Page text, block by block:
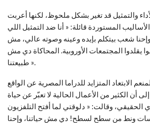
والتمثيل قد تغير بشكل ملحوظ، لكنها أعربت
المستوردة قائلة: « أنا ضد التمثيل اللي
شعب بيتكلم بإيده وعينه وصوته عالي، مش
يقلدوا المجتمعات الأوروبية. المحاكاة دي مش
طبيعتنا ».
الابتعاد المتزايد للدراما المصرية عن الواقع
أن الكثير من الأعمال الحالية لا تعبّر عن حياة
وقالت: « دلوقتي لما أفتح التلفزيون
ونط من سطح لسطح! دي مش حياتنا، وإحنا